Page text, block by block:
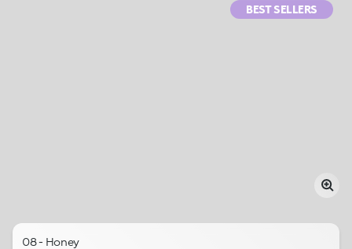
BEST SELLERS
08 - Honey